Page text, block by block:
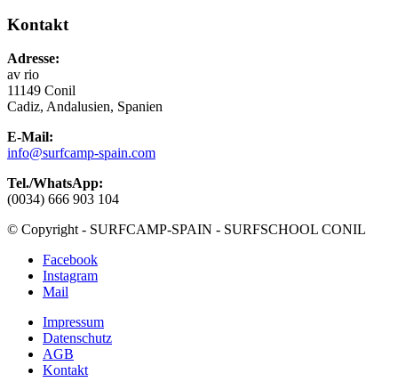
Kontakt
Adresse:
av rio
11149 Conil
Cadiz, Andalusien, Spanien
E-Mail:
info@surfcamp-spain.com
Tel./WhatsApp:
(0034) 666 903 104
© Copyright - SURFCAMP-SPAIN - SURFSCHOOL CONIL
Facebook
Instagram
Mail
Impressum
Datenschutz
AGB
Kontakt